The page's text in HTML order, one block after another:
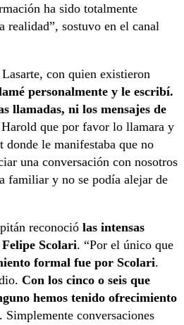
ha sido totalmente
realidad”, sostuvo en el canal
con quien existieron
personalmente y le escribí.
llamadas, ni los mensajes de
que por favor lo llamara y
donde le manifestaba que no
una conversación con nosotros
familiar y no se podía alejar de
reconoció las intensas
Scolari. “Por el único que
formal fue por Scolari.
Con los cinco o seis que
hemos tenido ofrecimiento
. Simplemente conversaciones